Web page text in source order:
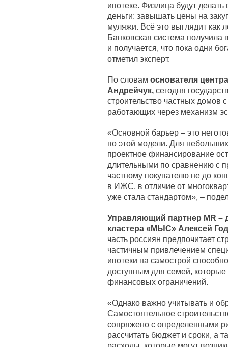
ипотеке. Физлица будут
деньги: завышать цены на
муляжи. Всё это выглядит как
Банковская система
и получается, что пока одни
отметил эксперт.
По словам основателя
Андрейчук, сегодня
строительство частных домов
работающих через механизм
«Основной барьер – это
по этой модели. Для
проектное финансирование
длительными по сравнению с
частному покупателю не до
в ИЖС, в отличие от
уже стала стандартом», –
Управляющий партнер MR –
кластера «МЫС» Алексей
часть россиян предпочитает
частичным привлечением
ипотеки на самострой
доступным для семей, которые
финансовых ограничений.
«Однако важно учитывать и
Самостоятельное
сопряжено с определенными
рассчитать бюджет и сроки, а